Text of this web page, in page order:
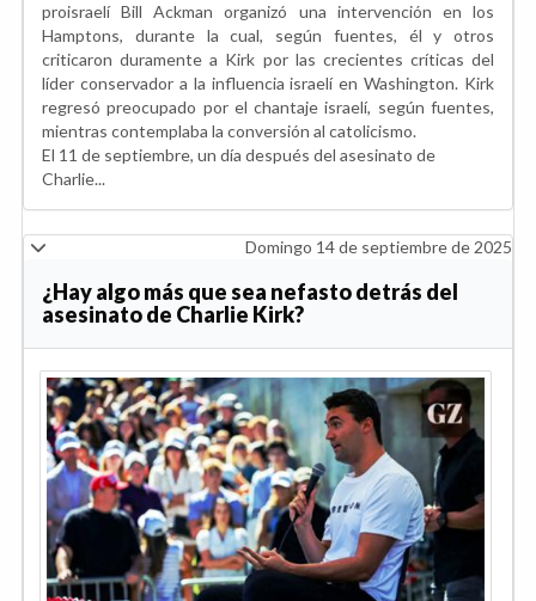
proisraelí Bill Ackman organizó una intervención en los
Hamptons, durante la cual, según fuentes, él y otros
criticaron duramente a Kirk por las crecientes críticas del
líder conservador a la influencia israelí en Washington. Kirk
regresó preocupado por el chantaje israelí, según fuentes,
mientras contemplaba la conversión al catolicismo.
El 11 de septiembre, un día después del asesinato de
Charlie...
Domingo 14 de septiembre de 2025
¿Hay algo más que sea nefasto detrás del
asesinato de Charlie Kirk?